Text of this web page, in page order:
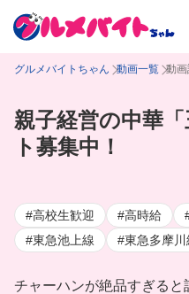
グルメバイトちゃん 動画一覧 動画
親子経営の中華
ト募集中！
#高校生歓迎 #高時給
#東急池上線
#東急多摩川
チャーハンが絶品すぎる